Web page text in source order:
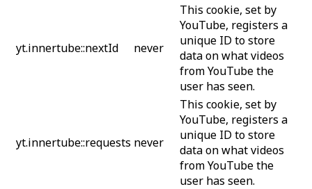
yt.innertube::nextId never
This cookie, set by
YouTube, registers a
unique ID to store
data on what videos
from YouTube the
user has seen.
yt.innertube::requests never
This cookie, set by
YouTube, registers a
unique ID to store
data on what videos
from YouTube the
user has seen.